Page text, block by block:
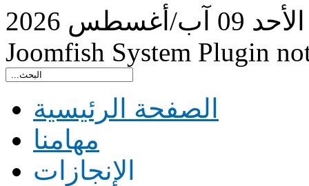
الأحد 09 آب/أغسطس 2026
Joomfish System Plugin
الصفحة الرئيسية
مهامنا
الإنجازات